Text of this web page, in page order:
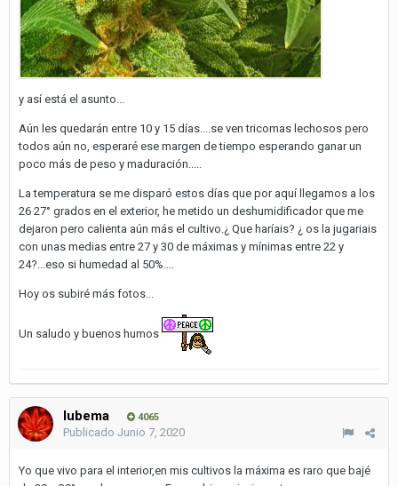
y así está el asunto...
Aún les quedarán entre 10 y 15 días....se ven tricomas lechosos pero
todos aún no, esperaré ese margen de tiempo esperando ganar un
poco más de peso y maduración.....
La temperatura se me disparó estos días que por aquí llegamos a los
26 27° grados en el exterior, he metido un deshumidificador que me
dejaron pero calienta aún más el cultivo.¿ Que haríais? ¿ os la jugariais
con unas medias entre 27 y 30 de máximas y mínimas entre 22 y
24?...eso si humedad al 50%....
Hoy os subiré más fotos...
Un saludo y buenos humos
lubema 4065
Publicado Junio 7, 2020
Yo que vivo para el interior,en mis cultivos la máxima es raro que bajé